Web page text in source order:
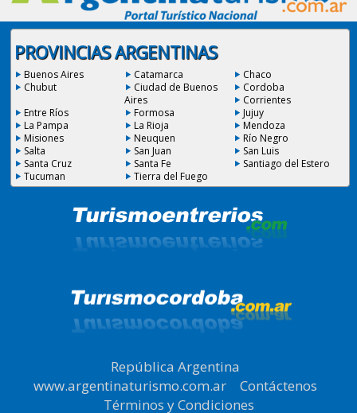
PROVINCIAS ARGENTINAS
Buenos Aires Catamarca
Chaco
Chubut
Ciudad de Buenos
Aires
Cordoba
Corrientes
Entre Ríos
Formosa
Jujuy
La Pampa
La Rioja
Mendoza
Misiones
Neuquen
Río Negro
Salta
San Juan
San Luis
Santa Cruz
Santa Fe
Santiago del Estero
Tucuman
Tierra del Fuego
República Argentina
www.argentinaturismo.com.ar| Contáctenos
Términos y Condiciones